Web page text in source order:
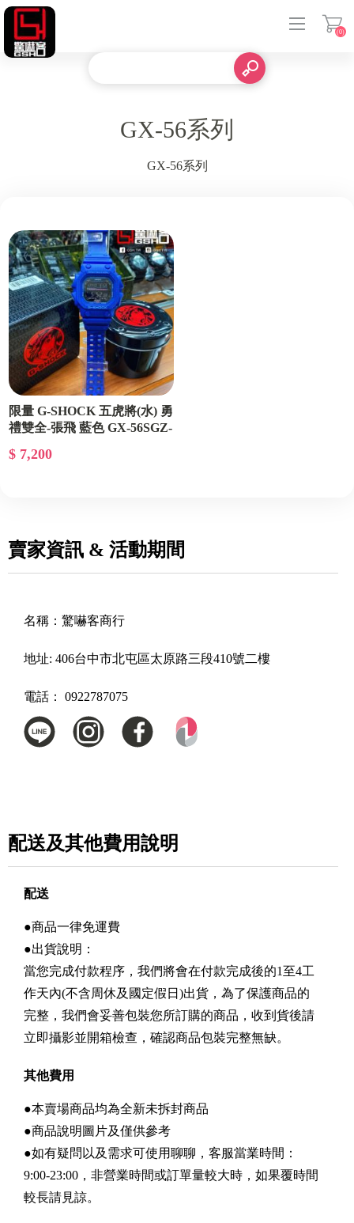
(0)
GX-56系列
GX-56系列
限量 G-SHOCK 五虎將(水) 勇
禮雙全-張飛 藍色 GX-56SGZ-
$ 7,200
賣家資訊 & 活動期間
名稱： 驚嚇客商行
地址: 406台中市北屯區太原路三段410號二樓
電話： 0922787075
配送及其他費用說明
配送
●商品一律免運費
●出貨說明：
當您完成付款程序，我們將會在付款完成後的1至4工
作天內(不含周休及國定假日)出貨，為了保護商品的
完整，我們會妥善包裝您所訂購的商品，收到貨後請
立即攝影並開箱檢查，確認商品包裝完整無缺。
其他費用
●本賣場商品均為全新未拆封商品
●商品說明圖片及僅供參考
●如有疑問以及需求可使用聊聊，客服當業時間：
9:00-23:00，非營業時間或訂單量較大時，如果覆時間
較長請見諒。